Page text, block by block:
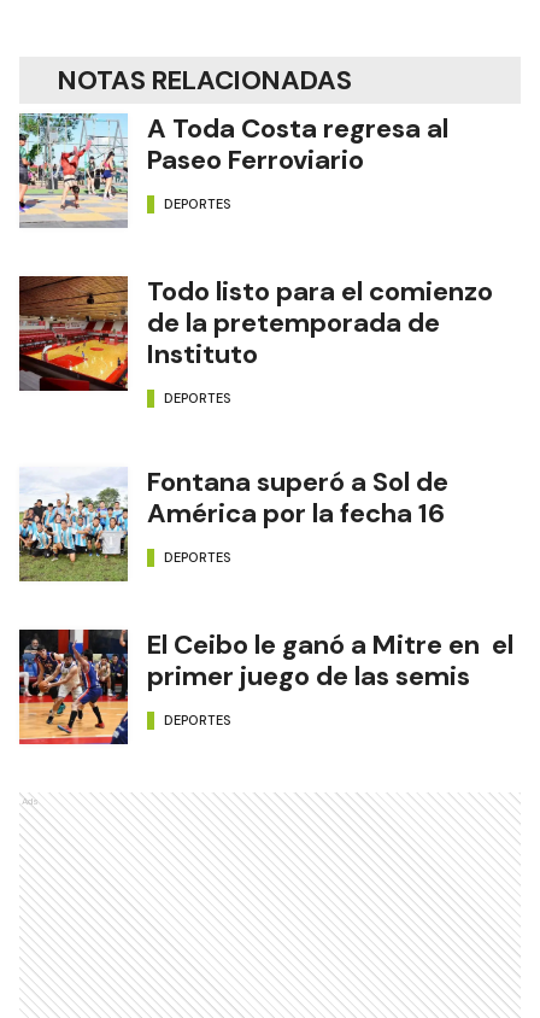
NOTAS RELACIONADAS
A Toda Costa regresa al
Paseo Ferroviario
DEPORTES
Todo listo para el comienzo
de la pretemporada de
Instituto
DEPORTES
Fontana superó a Sol de
América por la fecha 16
DEPORTES
El Ceibo le ganó a Mitre en el
primer juego de las semis
DEPORTES
Ads